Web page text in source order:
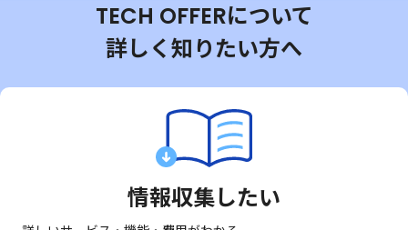
TECH OFFERについて
詳しく知りたい方へ
情報収集したい